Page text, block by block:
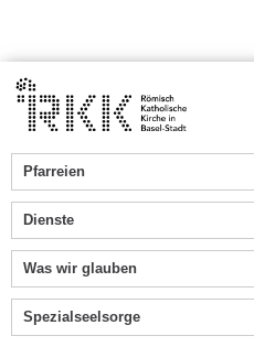
Pfarreien
Dienste
Was wir glauben
Spezialseelsorge